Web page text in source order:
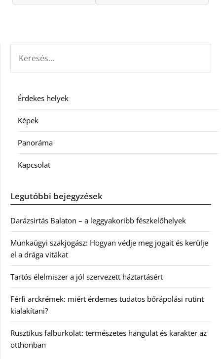
Érdekes helyek
Képek
Panoráma
Kapcsolat
Legutóbbi bejegyzések
Darázsirtás Balaton – a leggyakoribb fészkelőhelyek
Munkaügyi szakjogász: Hogyan védje meg jogait és kerülje
el a drága vitákat
Tartós élelmiszer a jól szervezett háztartásért
Férfi arckrémek: miért érdemes tudatos bőrápolási rutint
kialakítani?
Rusztikus falburkolat: természetes hangulat és karakter az
otthonban